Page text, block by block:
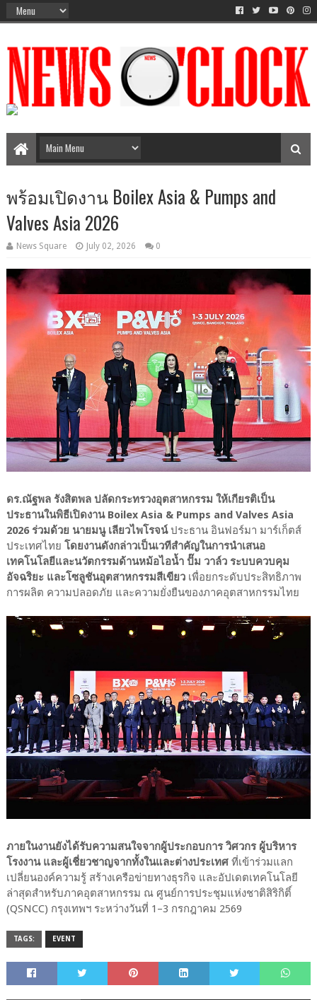
The Time Between AM-PM
พร้อมเปิดงาน Boilex Asia & Pumps and
Valves Asia 2026
News Square July 02, 2026 0
ดร.ณัฐพล รังสิตพล ปลัดกระทรวงอุตสาหกรรม ให้เกียรติเป็น
ประธานในพิธีเปิดงาน Boilex Asia & Pumps and Valves Asia
2026 ร่วมด้วย นายมนู เลียวไพโรจน์ประธาน อินฟอร์มา มาร์เก็ตส์
ประเทศไทย โดยงานดังกล่าวเป็นเวทีสำคัญในการนำเสนอ
เทคโนโลยีและนวัตกรรมด้านหม้อไอน้ำ ปั๊ม วาล์ว ระบบควบคุม
อัจฉริยะ และโซลูชันอุตสาหกรรมสีเขียวเพื่อยกระดับประสิทธิภาพ
การผลิต ความปลอดภัย และความยั่งยืนของภาคอุตสาหกรรมไทย
ภายในงานยังได้รับความสนใจจากผู้ประกอบการ วิศวกร ผู้บริหาร
โรงงาน และผู้เชี่ยวชาญจากทั้งในและต่างประเทศที่เข้าร่วมแลก
เปลี่ยนองค์ความรู้ สร้างเครือข่ายทางธุรกิจ และอัปเดตเทคโนโลยี
ล่าสุดสำหรับภาคอุตสาหกรรม ณ ศูนย์การประชุมแห่งชาติสิริกิติ์
(QSNCC) กรุงเทพฯ ระหว่างวันที่ 1–3 กรกฎาคม 2569
TAGS: EVENT